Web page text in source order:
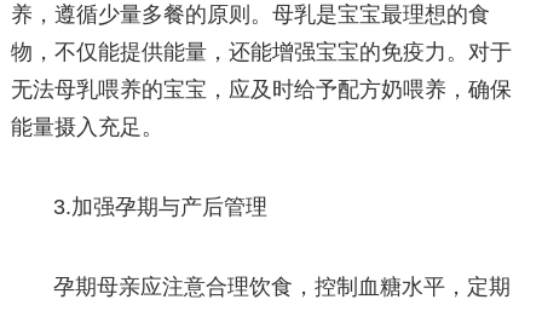
养，遵循少量多餐的原则。母乳是宝宝最理想的食
物，不仅能提供能量，还能增强宝宝的免疫力。对于
无法母乳喂养的宝宝，应及时给予配方奶喂养，确保
能量摄入充足。
3.加强孕期与产后管理
孕期母亲应注意合理饮食，控制血糖水平，定期